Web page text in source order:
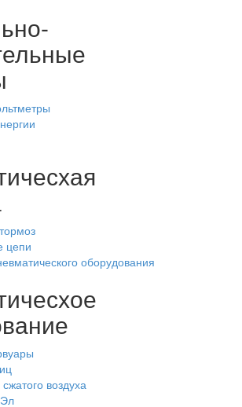
цепи
оборудования
воздуха